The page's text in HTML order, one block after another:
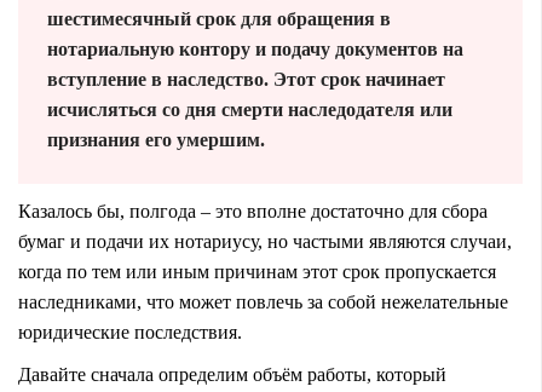
шестимесячный срок для обращения в
нотариальную контору и подачу документов на
вступление в наследство. Этот срок начинает
исчисляться со дня смерти наследодателя или
признания его умершим.
Казалось бы, полгода – это вполне достаточно для сбора
бумаг и подачи их нотариусу, но частыми являются случаи,
когда по тем или иным причинам этот срок пропускается
наследниками, что может повлечь за собой нежелательные
юридические последствия.
Давайте сначала определим объём работы, который